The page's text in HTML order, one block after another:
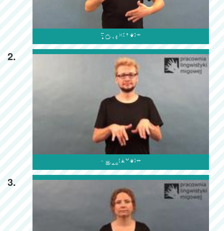

2.

3.